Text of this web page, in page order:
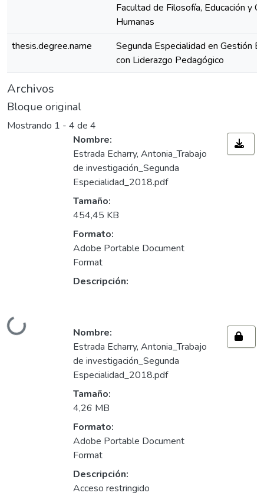
Facultad de Filosofía, Educación y
Humanas
thesis.degree.name
Segunda Especialidad en Gestión
con Liderazgo Pedagógico
Archivos
Bloque original
Mostrando 1 - 4 de 4
Cargando...
Nombre:
Estrada Echarry, Antonia_Trabajo
de investigación_Segunda
Especialidad_2018.pdf
Tamaño:
454,45 KB
Formato:
Adobe Portable Document
Format
Descripción:
Nombre:
Estrada Echarry, Antonia_Trabajo
de investigación_Segunda
Especialidad_2018.pdf
Tamaño:
4,26 MB
Formato:
Adobe Portable Document
Format
Descripción:
Acceso restringido